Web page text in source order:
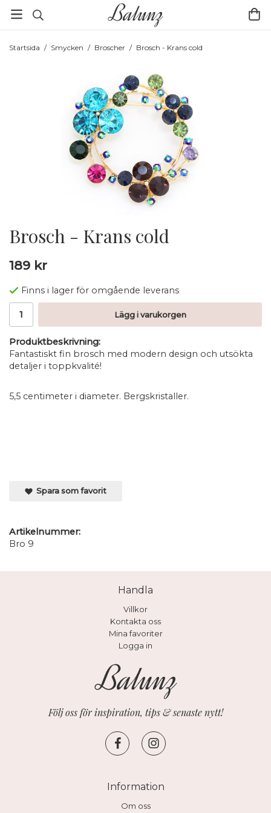
Startsida / Smycken / Broscher / Brosch - Krans cold
Brosch - Krans cold
189 kr
Finns i lager för omgående leverans
Lägg i varukorgen
Produktbeskrivning:
Fantastiskt fin brosch med modern design och utsökta
detaljer i toppkvalité!
5,5 centimeter i diameter. Bergskristaller.
Spara som favorit
Artikelnummer:
Bro 9
Handla
Villkor
Kontakta oss
Mina favoriter
Logga in
Följ oss för inspiration, tips & senaste nytt!
Information
Om oss